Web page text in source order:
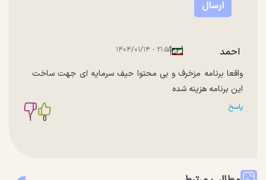
احمد |
|۲۱:۵۵ - ۱۴۰۴/۰۱/۱۴
واقعا برنامه مزخرف و بی محتوا حیف سرمایه ای جهت ساخت
این برنامه هزینه شده
پاسخ
0
1